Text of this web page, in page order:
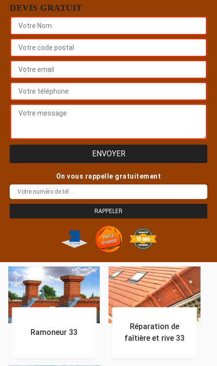
DEVIS GRATUIT
On vous rappelle gratuitement
Ramoneur 33
Réparation de
faîtière et rive 33